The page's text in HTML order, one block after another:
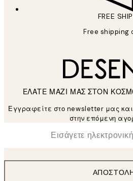
FREE
Free shipping
ΕΛΑΤΕ ΜΑΖΙ ΜΑΣ ΣΤΟΝ
Εγγραφείτε στο newsletter μας και
στην επόμενη
Ηλεκτρονική Διεύθυνση